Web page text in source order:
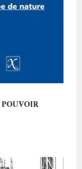
POUVOIR